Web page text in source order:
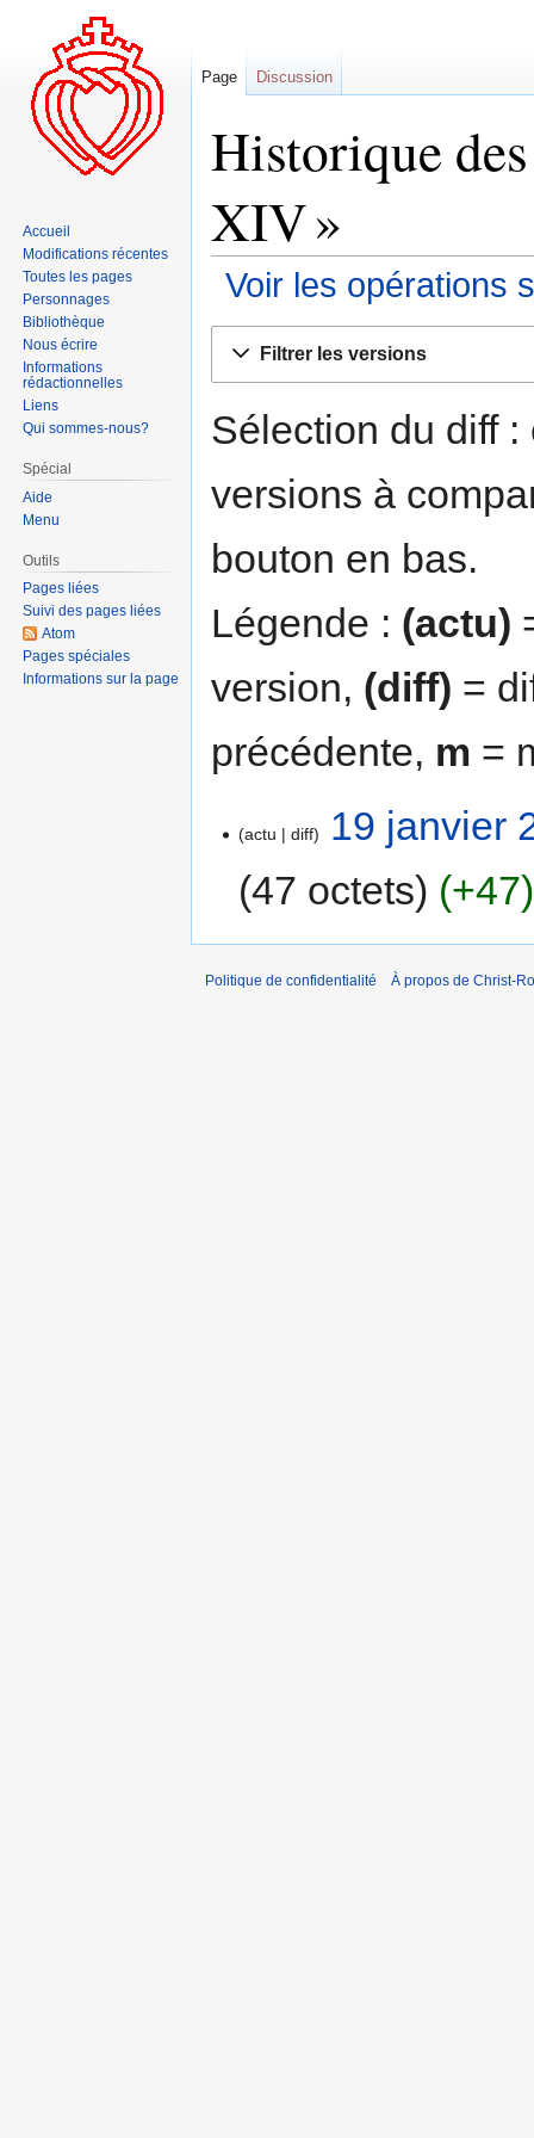
Historique
XIV »
Voir les opérations
navigation
recherche
Filtrer les versions
Sélection du diff
versions à
bouton en bas.
Légende : (actu)
version, (diff) =
précédente, m =
actu diff
19 janvier
47 octets
+47
Page Discussion
Accueil
Modifications récentes
Toutes les pages
Personnages
Bibliothèque
Nous écrire
Informations
rédactionnelles
Liens
Qui sommes-nous?
Spécial
Aide
Menu
Outils
Pages liées
Suivi des pages liées
Atom
Pages spéciales
Informations sur la page
Politique de confidentialité À propos de Christ-